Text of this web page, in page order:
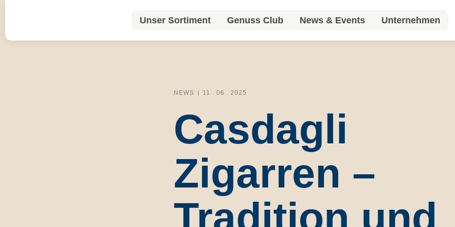
Unser Sortiment
Unser Sortiment
Genuss Club
Genuss Club
News & Events
News & Events
Unternehmen
Unternehmen
NEWS 11 . 06 . 2025
Casdagli
Zigarren –
Tradition und